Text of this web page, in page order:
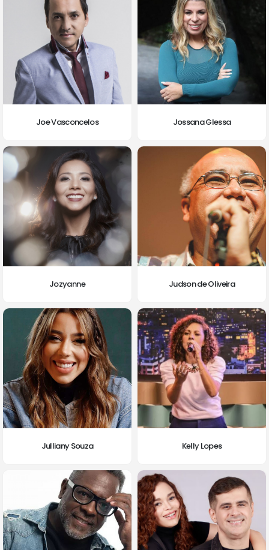
Joe Vasconcelos Jossana Glessa
Jozyanne Judson de Oliveira
Julliany Souza Kelly Lopes